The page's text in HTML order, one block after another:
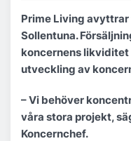
Prime Living
Sollentuna.
koncernens
utveckling av
– Vi behöver
våra stora projekt,
Koncernchef.